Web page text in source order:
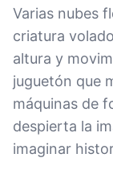
Varias nubes
criatura
altura y
juguetón que
máquinas de
despierta la
imaginar